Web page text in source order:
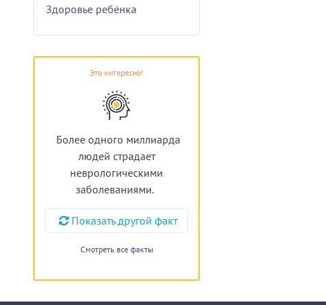
Здоровье ребёнка
Это интересно!
Более одного миллиарда
людей страдает
неврологическими
заболеваниями.
Показать другой факт
Смотреть все факты